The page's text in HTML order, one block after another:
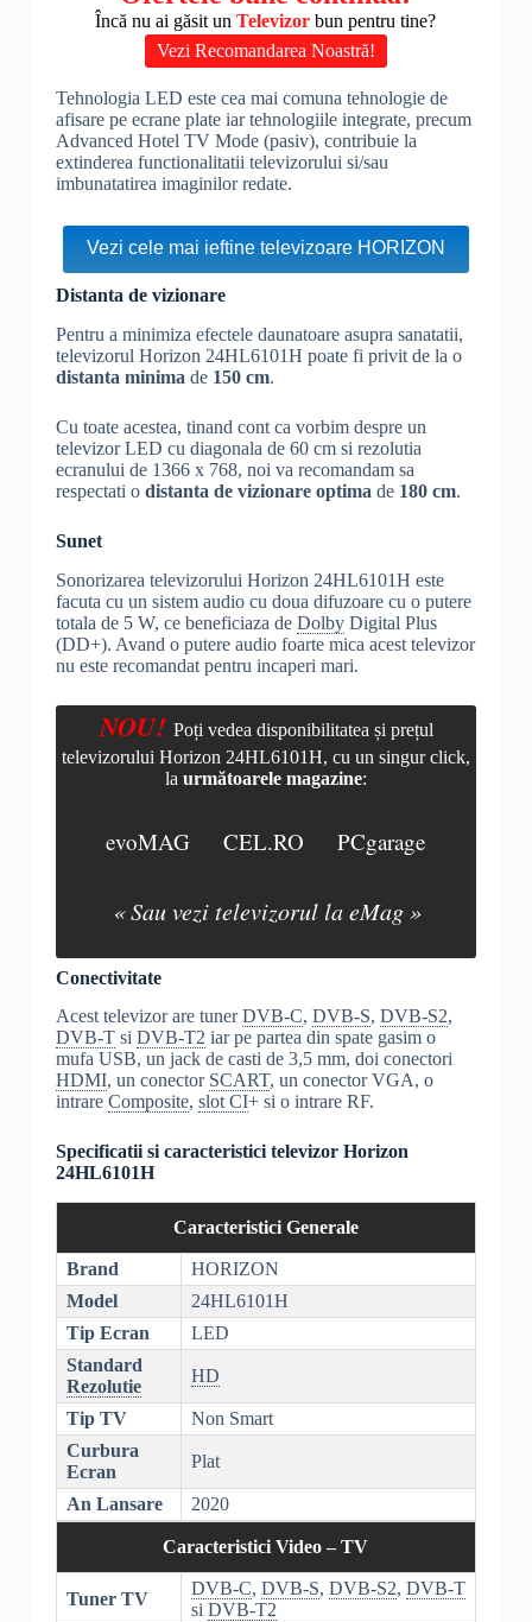
Încă nu ai găsit unTelevizorbun pentru tine?
Vezi Recomandarea Noastră!
Tehnologia LED este cea mai comuna tehnologie de
afisare pe ecrane plate iar tehnologiile integrate, precum
Advanced Hotel TV Mode (pasiv), contribuie la
extinderea functionalitatii televizorului si/sau
imbunatatirea imaginilor redate.
Vezi cele mai ieftine televizoare HORIZON
Distanta de vizionare
Pentru a minimiza efectele daunatoare asupra sanatatii,
televizorul Horizon 24HL6101H poate fi privit de la o
distanta minima de 150 cm.
Cu toate acestea, tinand cont ca vorbim despre un
televizor LED cu diagonala de 60 cm si rezolutia
ecranului de 1366 x 768, noi va recomandam sa
respectati o distanta de vizionare optima de 180 cm.
Sunet
Sonorizarea televizorului Horizon 24HL6101H este
facuta cu un sistem audio cu doua difuzoare cu o putere
totala de 5 W, ce beneficiaza de DolbyDigital Plus
(DD+). Avand o putere audio foarte mica acest televizor
nu este recomandat pentru incaperi mari.
NOU! Poți vedea disponibilitatea și prețul
televizorului Horizon 24HL6101H, cu un singur click,
la următoarele magazine:
evoMAG CEL.RO PCgarage
« Sau vezi televizorul la eMag »
Conectivitate
Acest televizor are tunerDVB-C, DVB-S, DVB-S2,
DVB-Tsi DVB-T2iar pe partea din spate gasim o
mufa USB, un jack de casti de 3,5 mm, doi conectori
HDMI, un conector SCART, un conector VGA, o
intrare Composite, slot CI+ si o intrare RF.
Specificatii si caracteristici televizor Horizon
24HL6101H
Caracteristici Generale
Brand
HORIZON
Model
24HL6101H
Tip Ecran
LED
Standard
Rezolutie
HD
Tip TV
Non Smart
Curbura
Ecran
Plat
An Lansare 2020
Caracteristici Video – TV
Tuner TV
DVB-C, DVB-S, DVB-S2, DVB-T
si DVB-T2